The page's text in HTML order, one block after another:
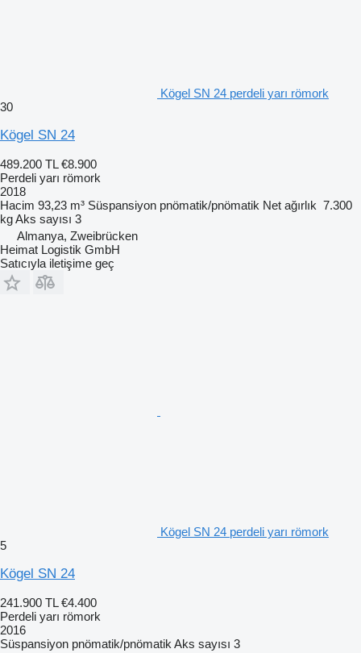
Kögel SN 24 perdeli yarı römork
30
Kögel SN 24
489.200 TL €8.900
Perdeli yarı römork
2018
Hacim 93,23 m³ Süspansiyon pnömatik/pnömatik Net ağırlık 7.300
kgAks sayısı 3
Almanya, Zweibrücken
Heimat Logistik GmbH
Satıcıyla iletişime geç
Kögel SN 24 perdeli yarı römork
5
Kögel SN 24
241.900 TL €4.400
Perdeli yarı römork
2016
Süspansiyon pnömatik/pnömatik Aks sayısı 3